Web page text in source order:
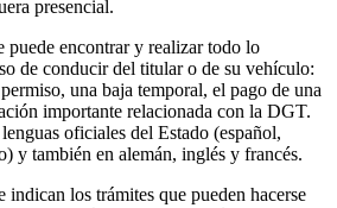
presencial.
puede encontrar y realizar todo lo
de conducir del titular o de su vehículo:
una baja temporal, el pago de una
importante relacionada con la DGT.
oficiales del Estado (español,
y también en alemán, inglés y francés.
indican los trámites que pueden hacerse